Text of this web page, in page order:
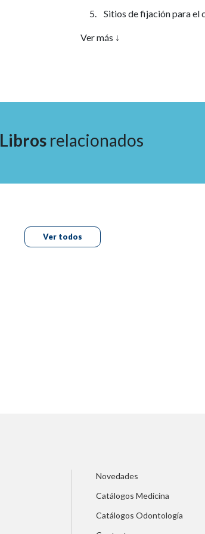
5. Sitios de fijación para el
6. Pared abdominal
8. Referencias del uréter
11.Espacio prevesical,
12.
Aspectos
medio y posterior
Técnicas de
Ver más ↓
Libros relacionados
Ver todos
Novedades
Catálogos Medicina
Catálogos Odontología